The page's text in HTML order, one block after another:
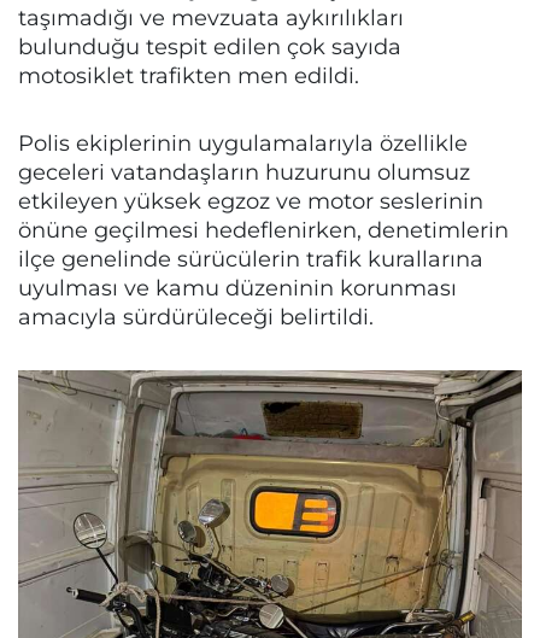
taşımadığı ve mevzuata aykırılıkları
bulunduğu tespit edilen çok sayıda
motosiklet trafikten men edildi.
Polis ekiplerinin uygulamalarıyla özellikle
geceleri vatandaşların huzurunu olumsuz
etkileyen yüksek egzoz ve motor seslerinin
önüne geçilmesi hedeflenirken, denetimlerin
ilçe genelinde sürücülerin trafik kurallarına
uyulması ve kamu düzeninin korunması
amacıyla sürdürüleceği belirtildi.